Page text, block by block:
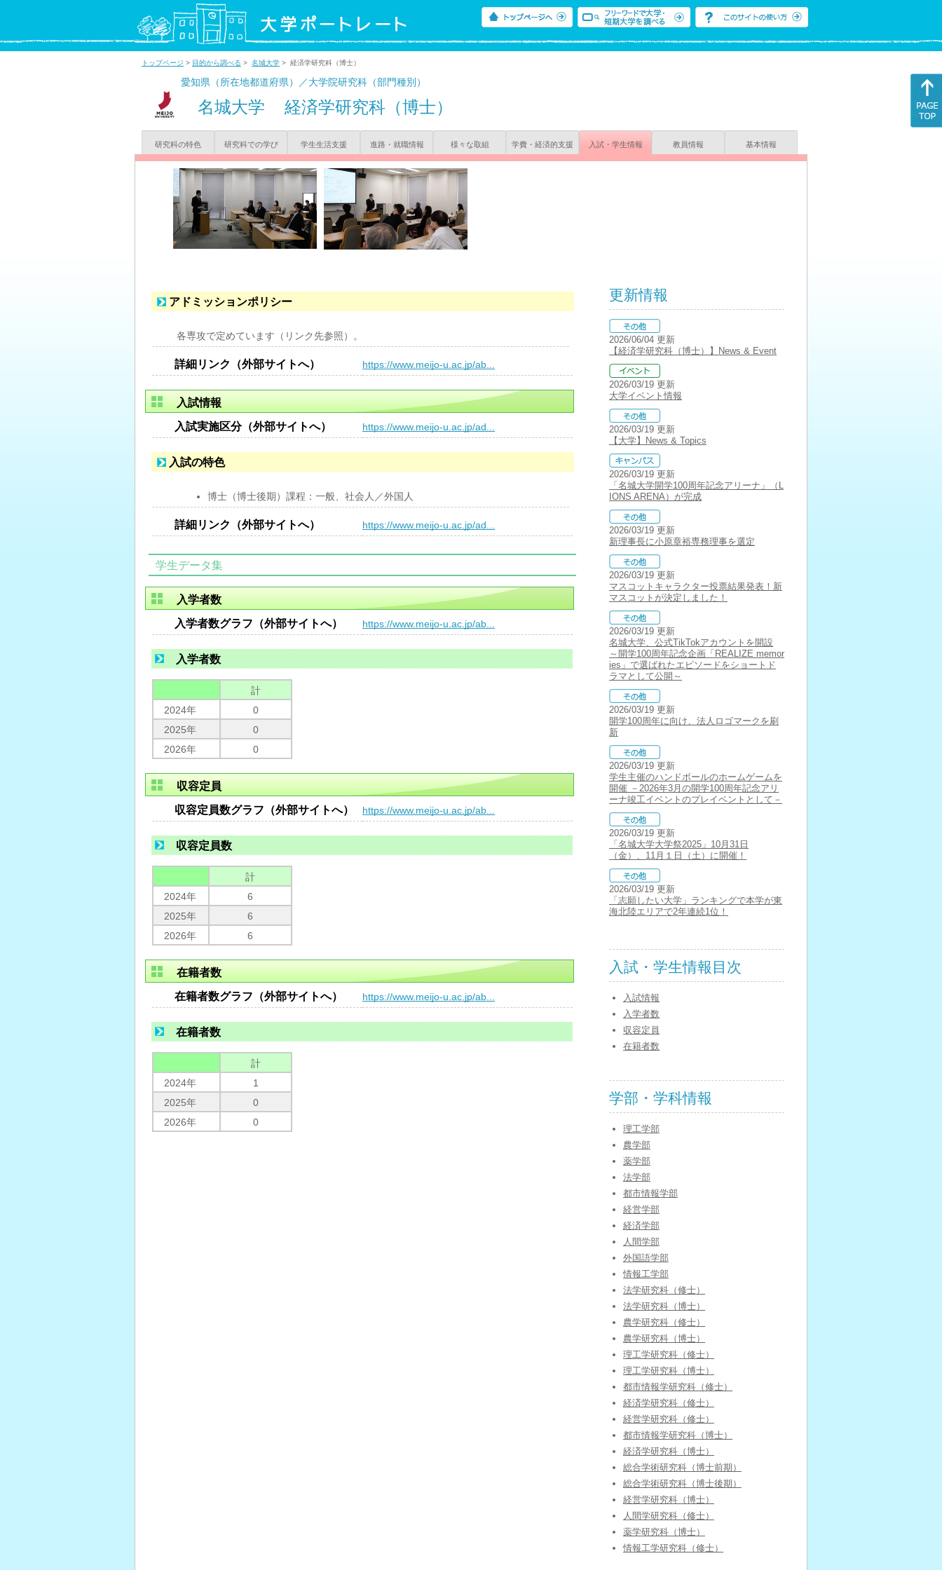
トップページ > 目的から調べる > 名城大学 > 経済学研究科（博士）
愛知県（所在地都道府県）／大学院研究科（部門種別）
名城大学 経済学研究科（博士）
研究科の特色 研究科での学び 学生生活支援 進路・就職情報 様々な取組 学費・経済的支援 入試・学生情報 教員情報 基本情報
アドミッションポリシー
各専攻で定めています（リンク先参照）。
詳細リンク（外部サイトへ） https://www.meijo-u.ac.jp/ab...
入試情報
入試実施区分（外部サイトへ）
https://www.meijo-u.ac.jp/ad...
入試の特色
博士（博士後期）課程：一般、社会人／外国人
詳細リンク（外部サイトへ） https://www.meijo-u.ac.jp/ad...
学生データ集
入学者数
入学者数グラフ（外部サイトへ）
https://www.meijo-u.ac.jp/ab...
入学者数
計
2024年
0
2025年
0
2026年
0
収容定員
収容定員数グラフ（外部サイトへ）
https://www.meijo-u.ac.jp/ab...
収容定員数
計
2024年
6
2025年
6
2026年
6
在籍者数
在籍者数グラフ（外部サイトへ）
https://www.meijo-u.ac.jp/ab...
在籍者数
計
2024年
1
2025年
0
2026年
0
更新情報
2026/06/04 更新
【経済学研究科（博士）】News & Event
2026/03/19 更新
大学イベント情報
2026/03/19 更新
【大学】News & Topics
2026/03/19 更新
「名城大学開学100周年記念アリーナ」（L
IONS ARENA）が完成
2026/03/19 更新
新理事長に小原章裕専務理事を選定
2026/03/19 更新
マスコットキャラクター投票結果発表！新
マスコットが決定しました！
2026/03/19 更新
名城大学、公式TikTokアカウントを開設
～開学100周年記念企画「REALIZE memor
ies」で選ばれたエピソードをショートド
ラマとして公開～
2026/03/19 更新
開学100周年に向け、法人ロゴマークを刷
新
2026/03/19 更新
学生主催のハンドボールのホームゲームを
開催 －2026年3月の開学100周年記念アリ
ーナ竣工イベントのプレイベントとして－
2026/03/19 更新
「名城大学大学祭2025」10月31日
（金）、11月１日（土）に開催！
2026/03/19 更新
「志願したい大学」ランキングで本学が東
海北陸エリアで2年連続1位！
入試・学生情報目次
入試情報
入学者数
収容定員
在籍者数
学部・学科情報
理工学部
農学部
薬学部
法学部
都市情報学部
経営学部
経済学部
人間学部
外国語学部
情報工学部
法学研究科（修士）
法学研究科（博士）
農学研究科（修士）
農学研究科（博士）
理工学研究科（修士）
理工学研究科（博士）
都市情報学研究科（修士）
経済学研究科（修士）
経営学研究科（修士）
都市情報学研究科（博士）
経済学研究科（博士）
総合学術研究科（博士前期）
総合学術研究科（博士後期）
経営学研究科（博士）
人間学研究科（修士）
薬学研究科（博士）
情報工学研究科（修士）